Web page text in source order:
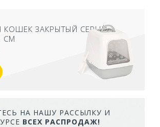
КОШЕК ЗАКРЫТЫЙ СЕРЫЙ
СМ
НА НАШУ РАССЫЛКУ И
ВСЕХ РАСПРОДАЖ!